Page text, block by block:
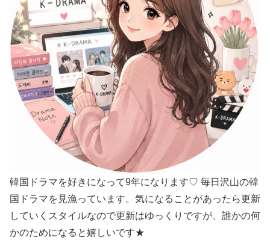
韓国ドラマを好きになって9年になります♡ 毎日沢山の韓
国ドラマを見漁っています。気になることがあったら更新
していくスタイルなので更新はゆっくりですが、誰かの何
かのためになると嬉しいです★